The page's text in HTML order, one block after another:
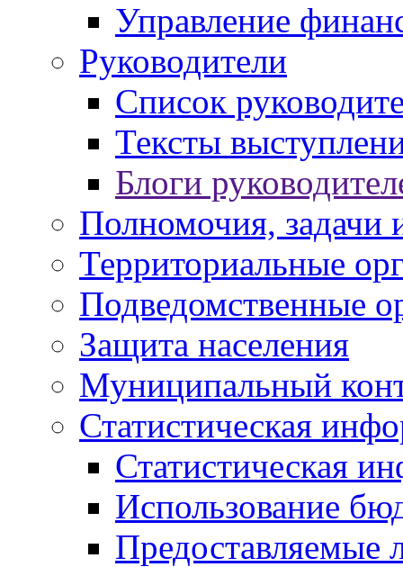
Управление
Руководители
Список
Тексты
Блоги
Полномочия, задачи
Территориальные
Подведомственные
Защита населения
Муниципальный
Статистическая
Статистическая
Использование
Предоставляемые